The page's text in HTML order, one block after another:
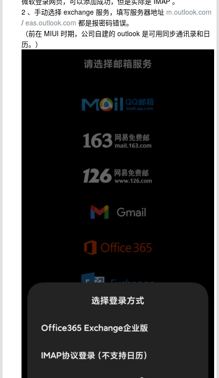
2 、手动选择 exchange 服务，填写服务器地址 m.outlook.com
/ eas.outlook.com 都是报密码错误。
（前在 MIUI 时期，公司自建的 outlook 是可用同步通讯录和日
历。）